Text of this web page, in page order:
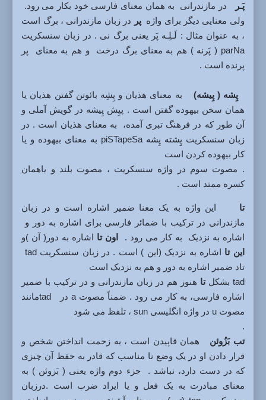
پَـر
در مازندرانی به همان معنای فارسی خود بکار می رود.
ولی معنایی دیگر برای واژهپر در زبان مازندرانی ، برگ است
، به عنوان مثال : لَـلِـه پَر یعنی برگ نی . در زبان سنسکریت
parNa ( پَرنه ) هم به معنای برگ درخت و هم به معنای پر
پرنده است .
پِشه ( پِیشه)
به معنای هذیان و پِشِه بائوتن گفتن هذیان یا
همان سخن بیهوده گفتن است . پیِش پِیشه در گویش آملی و
آن طور که در فرهنگ تبری آمده، به معنای هذیان است . در
زبان سنسکریت پِِشته پِشه piSTapeSa به معنای بیهوده و یا
کار بیهوده کردن است
. مصوت سوم در واژه سنسکریت ، مصوت بلند و یاهمان
کسره ممتد است .
تا
این واژه به یک معنا ضمیر اشاره است و در زبان
مازندرانی در ترکیب با ضمائر فارسی برای اشاره به دور و
اشاره به نزدیک به کار می رود .
اون تا اشاره به دور( آن )و
این تا
تاد ضمیر اشاره به دور و هم به نزدیک است
tad بشکل
تا هنوز هم در زبان مازندرانی و در ترکیب با ضمیر
اشاره فارسی، به کار می رود . ضمناً مصوت a در tadمانند
مصوت u در واژه انگلیسی sun ، تلفظ می شود
.
تب بَزُوئن
همان قاپیدن است ، به زحمت انداختن شخص و
قرار دادن او در یک وضع نا مناسب که قادر به حفظ آن چیزی
که در دست دارد، نباشد . جزء دوم واژه یعنی ( بَزوئن ) به
معنای مبادرت به یک فعل و یا ایراد ضرب است .درزبان